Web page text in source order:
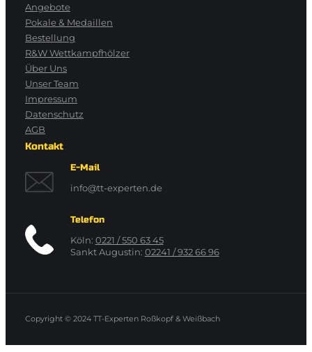
Angebote
Pokale & Medaillen
Bestellung
R&W Wettkampfhölzer
Über Uns
Unser Team
Impressum
Datenschutz
AGB
Kontakt
E-Mail
info@tt-experten.de
Telefon
Köln: 0221 / 550 63 45
Sankt Augustin: 02241 / 932 66 96
Copyright © 2024 TT-Experten Roßkopf & Weißbach